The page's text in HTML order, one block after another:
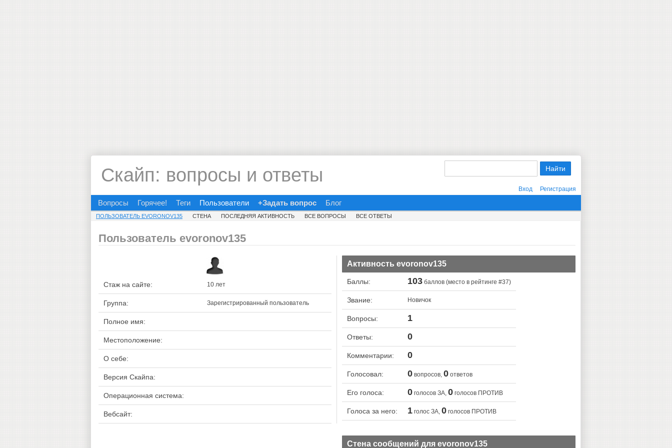
Скайп: вопросы и ответы
Вход Регистрация
Вопросы Горячее! Теги Пользователи +Задать вопрос Блог
ПОЛЬЗОВАТЕЛЬ EVORONOV135 СТЕНА ПОСЛЕДНЯЯ АКТИВНОСТЬ ВСЕ ВОПРОСЫ ВСЕ ОТВЕТЫ
Пользователь evoronov135
Стаж на сайте: 10 лет
Группа: Зарегистрированный пользователь
Полное имя:
Местоположение:
О себе:
Версия Скайпа:
Операционная система:
Вебсайт:
Активность evoronov135
Баллы: 103 баллов (место в рейтинге #37)
Звание: Новичок
Вопросы: 1
Ответы: 0
Комментарии: 0
Голосовал: 0 вопросов, 0 ответов
Его голоса: 0 голосов ЗА, 0 голосов ПРОТИВ
Голоса за него: 1 голос ЗА, 0 голосов ПРОТИВ
Стена сообщений для evoronov135